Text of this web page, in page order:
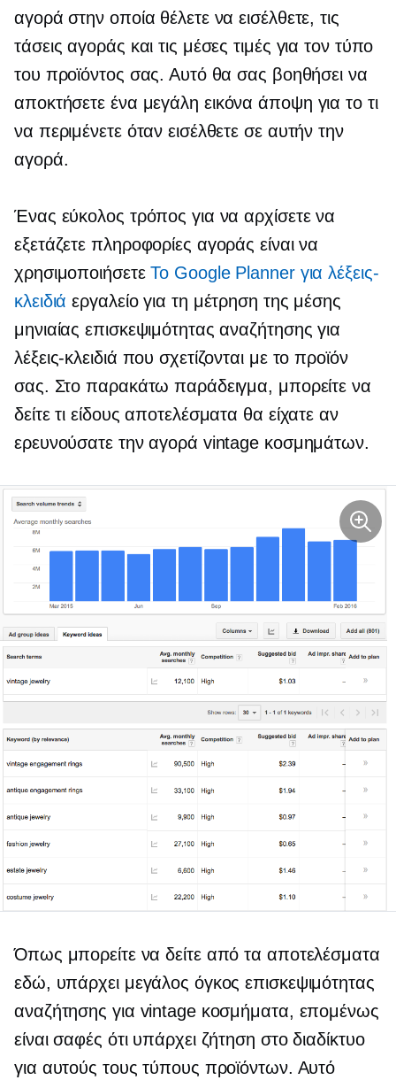
αγορά στην οποία θέλετε να εισέλθετε, τις
τάσεις αγοράς και τις μέσες τιμές για τον τύπο
του προϊόντος σας. Αυτό θα σας βοηθήσει να
αποκτήσετε ένα μεγάλη εικόνα άποψη για το τι
να περιμένετε όταν εισέλθετε σε αυτήν την
αγορά.
Ένας εύκολος τρόπος για να αρχίσετε να
εξετάζετε πληροφορίες αγοράς είναι να
χρησιμοποιήσετεΤο Google Planner για λέξεις-
κλειδιά εργαλείο για τη μέτρηση της μέσης
μηνιαίας επισκεψιμότητας αναζήτησης για
λέξεις-κλειδιά που σχετίζονται με το προϊόν
σας. Στο παρακάτω παράδειγμα, μπορείτε να
δείτε τι είδους αποτελέσματα θα είχατε αν
ερευνούσατε την αγορά vintage κοσμημάτων.
Όπως μπορείτε να δείτε από τα αποτελέσματα
εδώ, υπάρχει μεγάλος όγκος επισκεψιμότητας
αναζήτησης για vintage κοσμήματα, επομένως
είναι σαφές ότι υπάρχει ζήτηση στο διαδίκτυο
για αυτούς τους τύπους προϊόντων. Αυτό